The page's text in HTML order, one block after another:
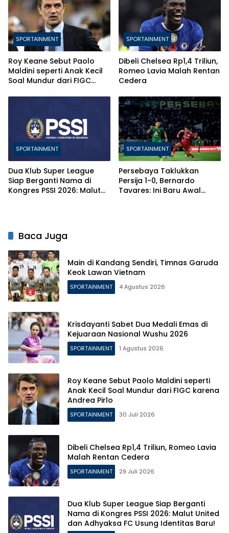
SPORTAINMENT
Roy Keane Sebut Paolo
Maldini seperti Anak Kecil
Soal Mundur dari FIGC
SPORTAINMENT
Dibeli Chelsea Rp1,4 Triliun,
Romeo Lavia Malah Rentan
Cedera
SPORTAINMENT
Dua Klub Super League
Siap Berganti Nama di
Kongres PSSI 2026: Malut
SPORTAINMENT
Persebaya Taklukkan
Persija 1-0, Bernardo
Tavares: Ini Baru Awal
Baca Juga
Main di Kandang Sendiri, Timnas Garuda
Keok Lawan Vietnam
SPORTAINMENT 4 Agustus 2026
Krisdayanti Sabet Dua Medali Emas di
Kejuaraan Nasional Wushu 2026
SPORTAINMENT 1 Agustus 2026
Roy Keane Sebut Paolo Maldini seperti
Anak Kecil Soal Mundur dari FIGC karena
Andrea Pirlo
SPORTAINMENT 30 Juli 2026
Dibeli Chelsea Rp1,4 Triliun, Romeo Lavia
Malah Rentan Cedera
SPORTAINMENT 29 Juli 2026
Dua Klub Super League Siap Berganti
Nama di Kongres PSSI 2026: Malut United
dan Adhyaksa FC Usung Identitas Baru!